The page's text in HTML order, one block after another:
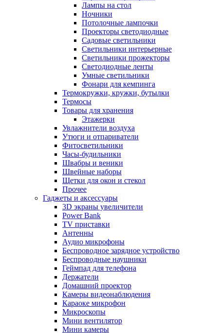
Лампы на стол
Ночники
Потолочные лампочки
Проекторы светодиодные
Садовые светильники
Светильники интерьерные
Светильники прожекторы
Светодиодные ленты
Умные светильники
Фонари для кемпинга
Термокружки, кружки, бутылки
Термосы
Товары для хранения
Этажерки
Увлажнители воздуха
Утюги и отпариватели
Фитосветильники
Часы-будильники
Швабры и веники
Швейные наборы
Щетки для окон и стекол
Прочее
Гаджеты и аксессуары
3D экраны увеличители
Power Bank
TV приставки
Антенны
Аудио микрофоны
Беспроводное зарядное устройство
Беспроводные наушники
Геймпад для телефона
Держатели
Домашний проектор
Камеры видеонаблюдения
Караоке микрофон
Микроскопы
Мини вентилятор
Мини камеры